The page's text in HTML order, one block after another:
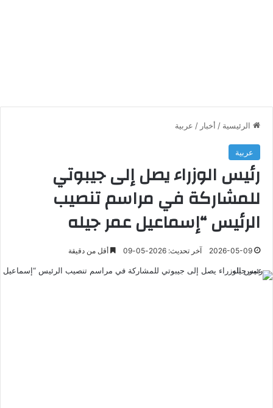
الرئيسية / أخبار / عربية
عربية
رئيس الوزراء يصل إلى جيبوتي
للمشاركة في مراسم تنصيب
الرئيس “إسماعيل عمر جيله
2026-05-09 آخر تحديث: 2026-05-09 أقل من دقيقة